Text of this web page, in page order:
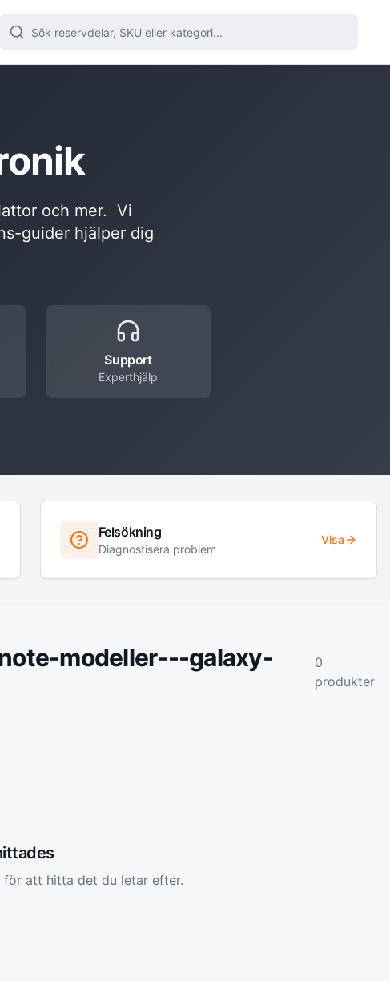
och mer. Vi
guider hjälper dig
Support
Experthjälp
Felsökning
Diagnostisera problem
Visa
modeller---galaxy-
0
produkter
att hitta det du letar efter.